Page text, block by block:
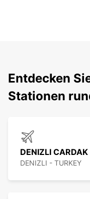
Entdecken
Stationen
DENIZLI
DENIZLI - TURKEY